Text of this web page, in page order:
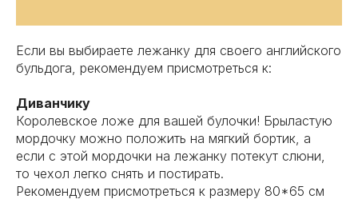
Если вы выбираете лежанку для своего английского
бульдога, рекомендуем присмотреться к:
Диванчику
Королевское ложе для вашей булочки! Брыластую
мордочку можно положить на мягкий бортик, а
если с этой мордочки на лежанку потекут слюни,
то чехол легко снять и постирать.
Рекомендуем присмотреться к размеру 80*65 см